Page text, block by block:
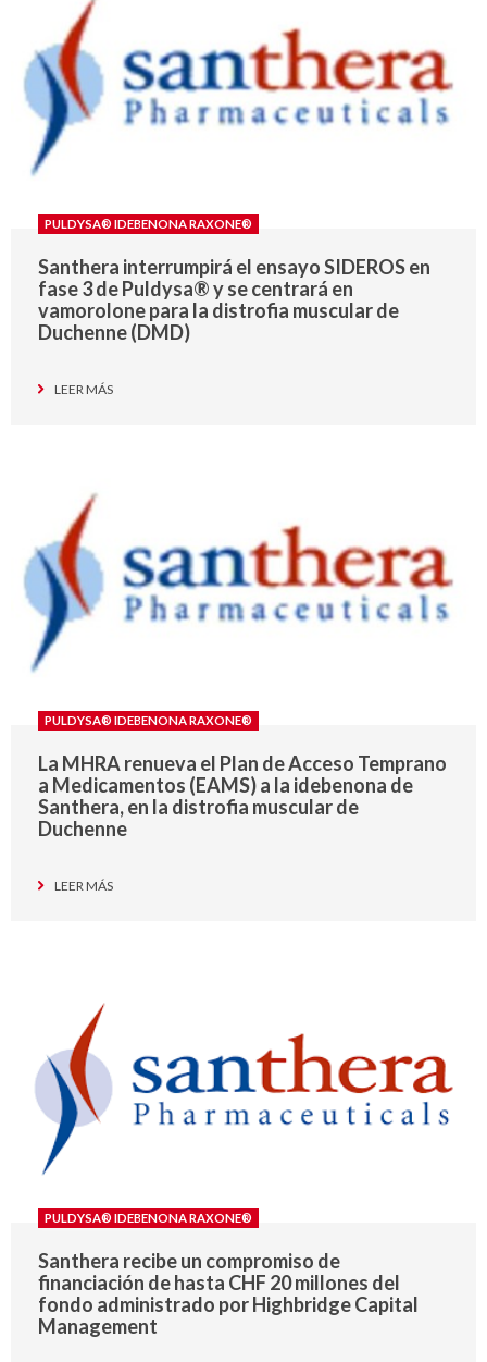
PULDYSA® IDEBENONA RAXONE®
Santhera interrumpirá el ensayo SIDEROS en
fase 3 de Puldysa® y se centrará en
vamorolone para la distrofia muscular de
Duchenne (DMD)
LEER MÁS
PULDYSA® IDEBENONA RAXONE®
La MHRA renueva el Plan de Acceso Temprano
a Medicamentos (EAMS) a la idebenona de
Santhera, en la distrofia muscular de
Duchenne
LEER MÁS
PULDYSA® IDEBENONA RAXONE®
Santhera recibe un compromiso de
financiación de hasta CHF 20 millones del
fondo administrado por Highbridge Capital
Management